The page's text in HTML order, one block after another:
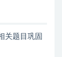
关题目巩固